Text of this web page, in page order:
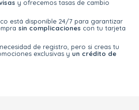
y ofrecemos tasas de cambio
está disponible 24/7 para garantizar
sin complicaciones con tu tarjeta
de registro, pero si creas tu
exclusivas y un crédito de